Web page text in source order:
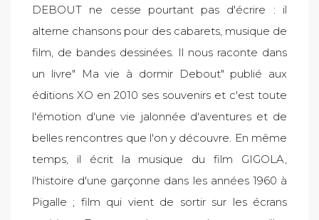
DEBOUT ne cesse pourtant pas d'écrire : il
alterne chansons pour des cabarets, musique de
film, de bandes dessinées. Il nous raconte dans
un livre" Ma vie à dormir Debout" publié aux
éditions XO en 2010 ses souvenirs et c'est toute
l'émotion d'une vie jalonnée d'aventures et de
belles rencontres que l'on y découvre. En même
temps, il écrit la musique du film GIGOLA,
l'histoire d'une garçonne dans les années 1960 à
Pigalle ; film qui vient de sortir sur les écrans